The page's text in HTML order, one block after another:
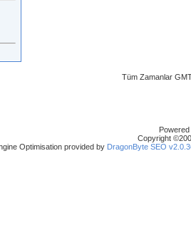
Tüm Zamanlar
Copyright
Optimisation provided by DragonByte SEO